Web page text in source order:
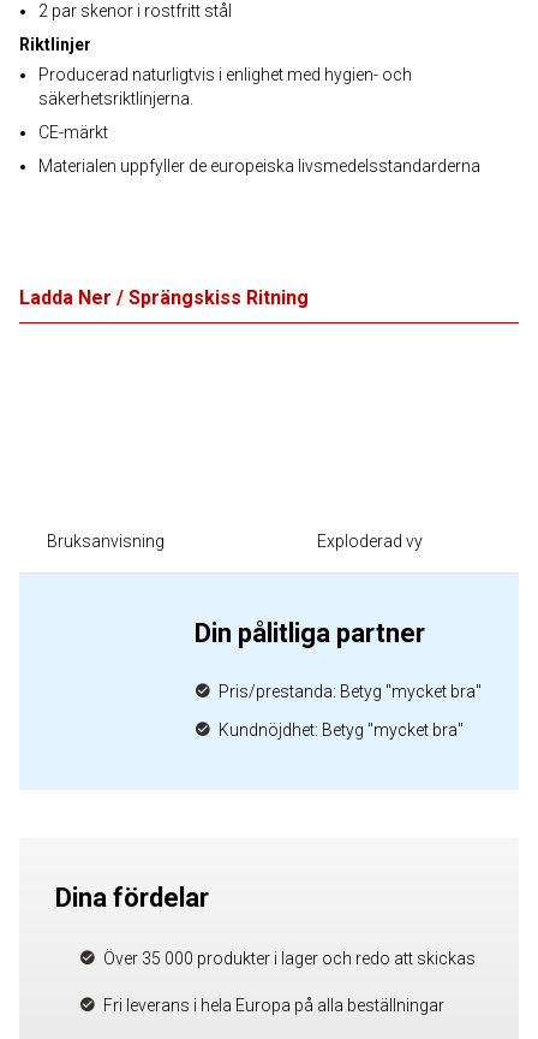
2 par skenor i rostfritt stål
Riktlinjer
Producerad naturligtvis i enlighet med hygien- och
säkerhetsriktlinjerna.
CE-märkt
Materialen uppfyller de europeiska livsmedelsstandarderna
Ladda Ner / Sprängskiss Ritning
Bruksanvisning Exploderad vy
Din pålitliga partner
Pris/prestanda: Betyg "mycket bra"
Kundnöjdhet: Betyg "mycket bra"
Dina fördelar
Över 35 000 produkter i lager och redo att skickas
Fri leverans i hela Europa på alla beställningar